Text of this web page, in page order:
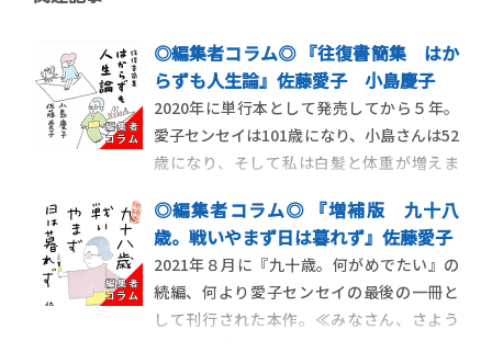
◎編集者コラム◎ 『往復書簡集 はか
らずも人生論』佐藤愛子 小島慶子
2020年に単行本として発売してから５年。
愛子センセイは101歳になり、小島さんは52
歳になり、そして私は白髪と体重が増えま
とタイトルを変え、雰囲気を変え、新たに
「文庫化にあたっての後日談」を加えて皆さ
んにお届けできることは、何より「めでた
い」と寿いでおります。 本書は、年の差50
◎編集者コラム◎ 『増補版 九十八
歳。戦いやまず日は暮れず』佐藤愛子
2021年８月に『九十歳。何がめでたい』の
続編、何より愛子センセイの最後の一冊と
して刊行された本作。≪みなさん、さよう